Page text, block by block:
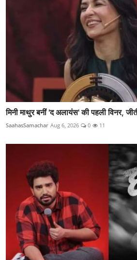
मिनी माथुर बनीं 'द अलायंस' की पहली विनर,
SaahasSamachar Aug 6, 2026 0 11